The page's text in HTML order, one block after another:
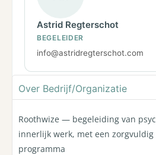
Astrid Regterschot
BEGELEIDER
info@astridregterschot.com
Over Bedrijf/Organizatie
Roothwize — begeleiding van
innerlijk werk, met een
programma